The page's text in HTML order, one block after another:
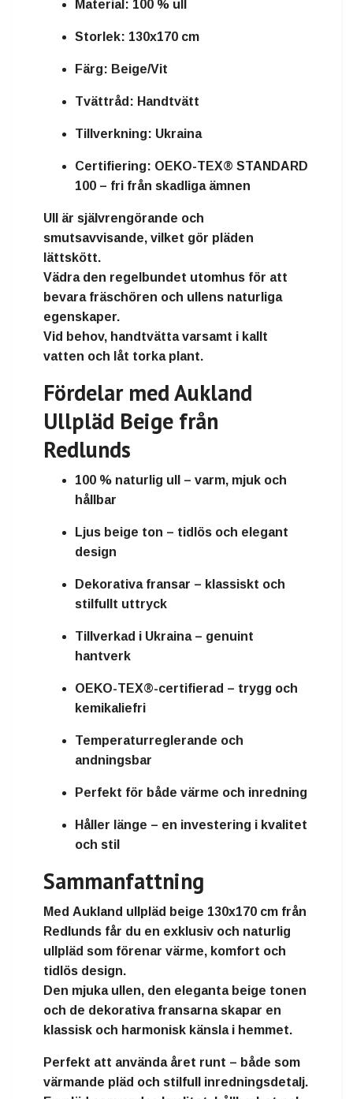
Material: 100 % ull
Storlek: 130x170 cm
Färg: Beige/Vit
Tvättråd: Handtvätt
Tillverkning: Ukraina
Certifiering: OEKO-TEX® STANDARD
100 – fri från skadliga ämnen
Ull är självrengörande och
smutsavvisande, vilket gör pläden
lättskött.
Vädra den regelbundet utomhus för att
bevara fräschören och ullens naturliga
egenskaper.
Vid behov, handtvätta varsamt i kallt
vatten och låt torka plant.
Fördelar med Aukland
Ullpläd Beige från
Redlunds
100 % naturlig ull – varm, mjuk och
hållbar
Ljus beige ton – tidlös och elegant
design
Dekorativa fransar – klassiskt och
stilfullt uttryck
Tillverkad i Ukraina – genuint
hantverk
OEKO-TEX®-certifierad – trygg och
kemikaliefri
Temperaturreglerande och
andningsbar
Perfekt för både värme och inredning
Håller länge – en investering i kvalitet
och stil
Sammanfattning
Med Aukland ullpläd beige 130x170 cm från
Redlunds får du en exklusiv och naturlig
ullpläd som förenar värme, komfort och
tidlös design.
Den mjuka ullen, den eleganta beige tonen
och de dekorativa fransarna skapar en
klassisk och harmonisk känslai hemmet.
Perfekt att använda året runt – både som
värmande pläd och stilfull inredningsdetalj.